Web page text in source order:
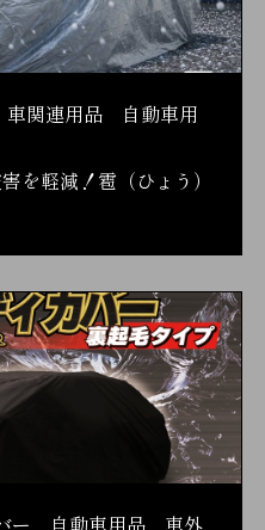
関連用品 自動車用
を軽減！雹（ひょう）